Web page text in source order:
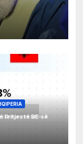
Rritjes të BE-së